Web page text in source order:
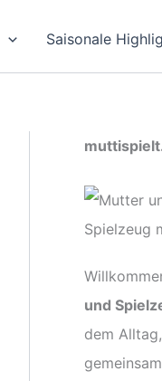
Saisonale
und
dem